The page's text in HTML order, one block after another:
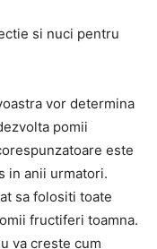
si nuci pentru
vor determina
pomii
este
in anii urmatori.
sa folositi toate
fructiferi toamna.
va creste cum